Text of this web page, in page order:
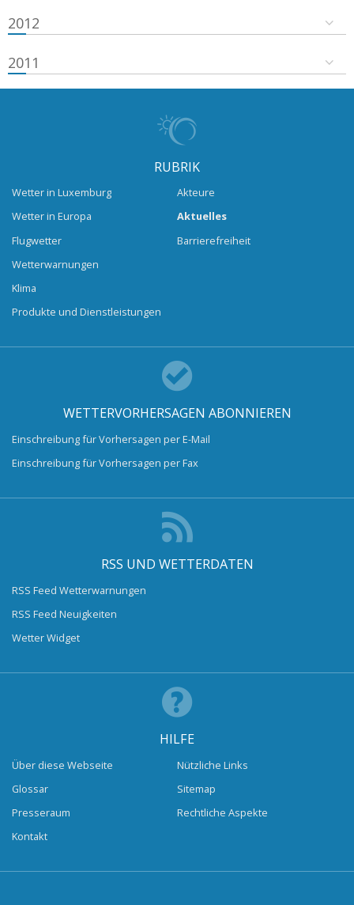
2012
2011
RUBRIK
Wetter in Luxemburg
Wetter in Europa
Flugwetter
Wetterwarnungen
Klima
Produkte und Dienstleistungen
Akteure
Aktuelles
Barrierefreiheit
WETTERVORHERSAGEN ABONNIEREN
Einschreibung für Vorhersagen per E-Mail
Einschreibung für Vorhersagen per Fax
RSS UND WETTERDATEN
RSS Feed Wetterwarnungen
RSS Feed Neuigkeiten
Wetter Widget
HILFE
Über diese Webseite
Glossar
Presseraum
Kontakt
Nützliche Links
Sitemap
Rechtliche Aspekte